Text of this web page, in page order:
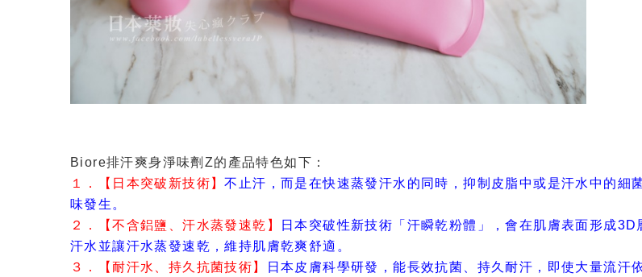
Biore排汗爽身淨味劑Z的產品特色如下：
１．【日本突破新技術】不止汗，而是在快速蒸發汗水的同時，抑制皮脂中或是汗水中的細
味發生。
２．【不含鋁鹽、汗水蒸發速乾】
日本突破性新技術「汗瞬乾粉體」，會在肌膚表面形成3D
汗水並讓汗水蒸發速乾，維持肌膚乾爽舒適。
３．【耐汗水、持久抗菌技術】
日本皮膚科學研發，能長效抗菌、持久耐汗，即使大量流汗